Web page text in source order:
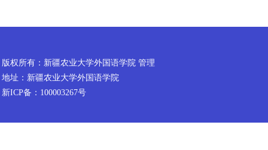
版权所有：新疆农业大学外国语学院 管理
地址：新疆农业大学外国语学院
新ICP备：100003267号